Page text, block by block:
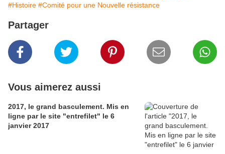
#Histoire #Comité pour une Nouvelle résistance
Partager
Vous aimerez aussi
2017, le grand basculement. Mis en
ligne par le site "entrefilet" le 6
janvier 2017